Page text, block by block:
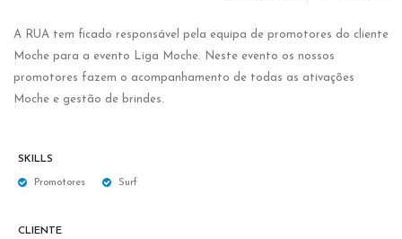
A RUA tem ficado responsável pela equipa de promotores do cliente
Moche para a evento Liga Moche. Neste evento os nossos
promotores fazem o acompanhamento de todas as ativações
Moche e gestão de brindes.
SKILLS
Promotores Surf
CLIENTE